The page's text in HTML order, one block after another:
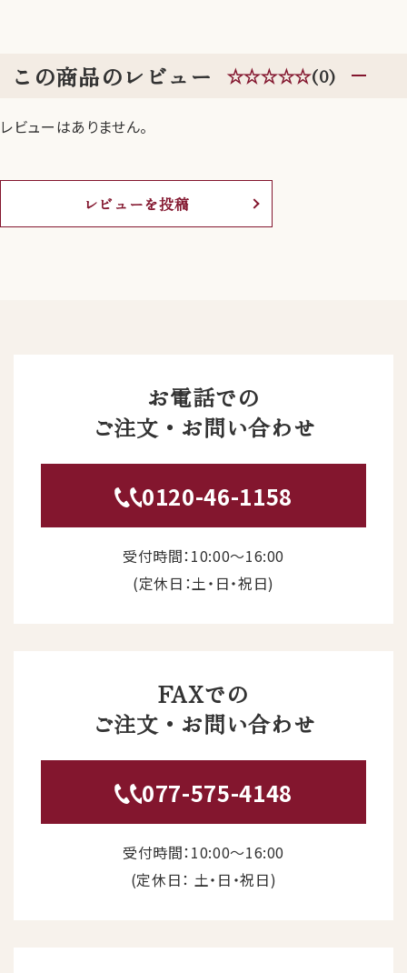
この商品のレビュー ☆☆☆☆☆(0)
レビューはありません。
レビューを投稿
お電話での
ご注文・お問い合わせ
0120-46-1158
受付時間：10:00〜16:00
(定休日：土・日・祝日)
FAXでの
ご注文・お問い合わせ
077-575-4148
受付時間：10:00〜16:00
(定休日： 土・日・祝日)